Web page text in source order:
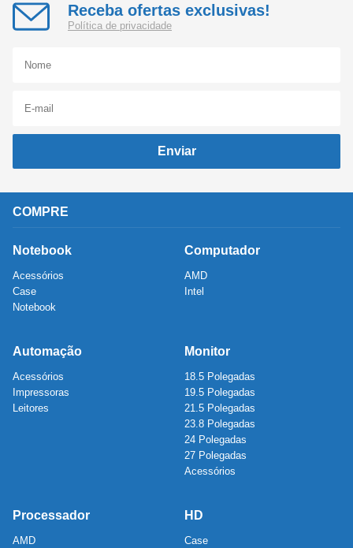
Receba ofertas exclusivas!
Política de privacidade
Enviar
COMPRE
Notebook
Acessórios
Case
Notebook
Computador
AMD
Intel
Automação
Acessórios
Impressoras
Leitores
Monitor
18.5 Polegadas
19.5 Polegadas
21.5 Polegadas
23.8 Polegadas
24 Polegadas
27 Polegadas
Acessórios
Processador
AMD
HD
Case